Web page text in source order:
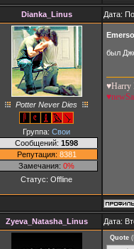
Dianka_Linus Дата:
Potter Never Dies
Группа: Свои
Сообщений: 1598
Репутация: 8381
Замечания: 0%
Статус: Offline
был
♥Harry
Zyeva_Natasha_Linus Дата:
Quote (